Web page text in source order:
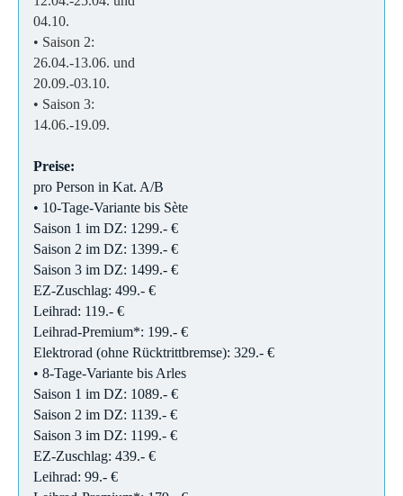
04.10.
• Saison 2:
26.04.-13.06. und
20.09.-03.10.
• Saison 3:
14.06.-19.09.
Preise:
pro Person in Kat. A/B
• 10-Tage-Variante bis Sète
Saison 1 im DZ: 1299.- €
Saison 2 im DZ: 1399.- €
Saison 3 im DZ: 1499.- €
EZ-Zuschlag: 499.- €
Leihrad: 119.- €
Leihrad-Premium*: 199.- €
Elektrorad (ohne Rücktrittbremse): 329.- €
• 8-Tage-Variante bis Arles
Saison 1 im DZ: 1089.- €
Saison 2 im DZ: 1139.- €
Saison 3 im DZ: 1199.- €
EZ-Zuschlag: 439.- €
Leihrad: 99.- €